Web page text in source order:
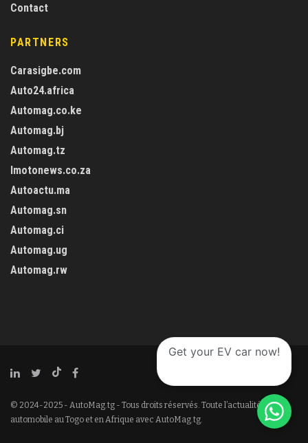
Contact
PARTNERS
Carasigbe.com
Auto24.africa
Automag.co.ke
Automag.bj
Automag.tz
Imotonews.co.za
Autoactu.ma
Automag.sn
Automag.ci
Automag.ug
Automag.rw
© 2024-2025 - AutoMag.tg - Tous droits réservés. Toute l’actualité
automobile au Togo et en Afrique avec AutoMag.tg.
Get your EV car now!